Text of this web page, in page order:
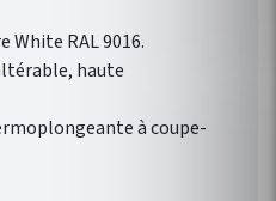
White RAL 9016.
haute
à coupe-